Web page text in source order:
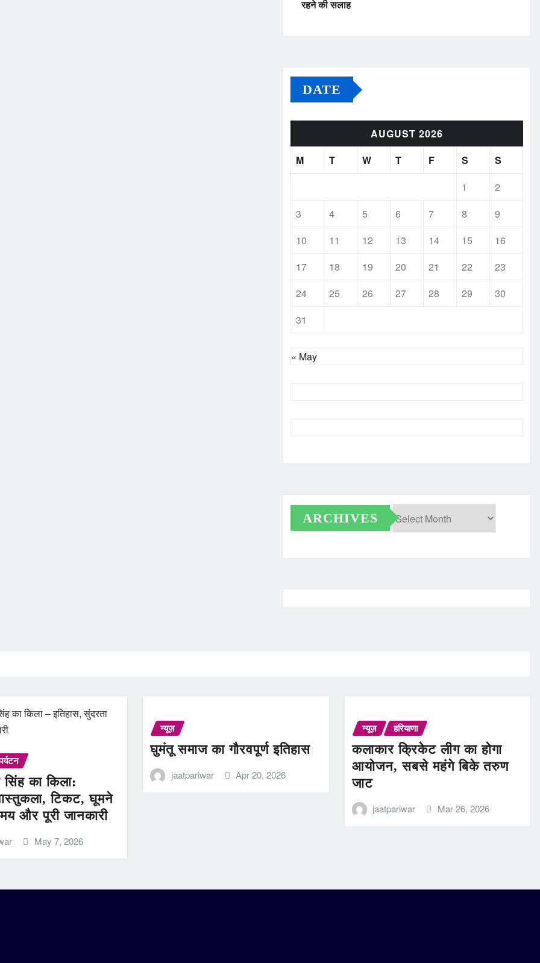
रहने की सलाह
DATE
AUGUST 2026
M
T W T F S
S
1
2
3
4 5 6 7 8
9
10
11 12 13 14 15
16
17
18 19 20 21 22
23
24
25 26 27 28 29
30
31
« May
ARCHIVES
सिंह का किला:
टिकट, घूमने
और पूरी जानकारी
May 7, 2026
न्यूज़
घुमंतू समाज का गौरवपूर्ण इतिहास
jaatpariwar Apr 20, 2026
न्यूज़ हरियाणा
कलाकार क्रिकेट लीग का होगा
आयोजन, सबसे महंगे बिके तरुण
जाट
jaatpariwar Mar 26, 2026